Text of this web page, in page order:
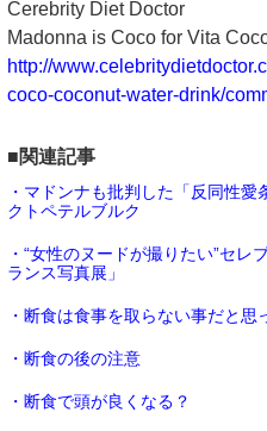
Cerebrity Diet Doctor
Madonna is Coco for Vita
http://
coco-coconut-water-drink/
■関連記事
・マドンナも批判した「反同性
クトペテルブルク
・“女性のヌードが撮りたい”セ
ランス写真展」
・断食は食事を取らない事だと思
・断食の後の注意
・断食で頭が良くなる？